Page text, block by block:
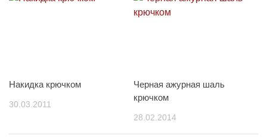
Накидка крючком
30.03.2011
Черная ажурная шаль
крючком
28.02.2014